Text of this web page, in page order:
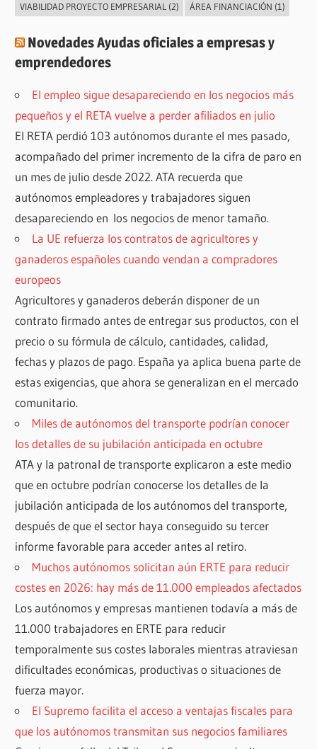
VIABILIDAD PROYECTO EMPRESARIAL(2) ÁREA FINANCIACIÓN (1)
Novedades Ayudas oficiales a empresas y
emprendedores
El empleo sigue desapareciendo en los negocios más
pequeños y el RETA vuelve a perder afiliados en julio
El RETA perdió 103 autónomos durante el mes pasado,
acompañado del primer incremento de la cifra de paro en
un mes de julio desde 2022. ATA recuerda que
autónomos empleadores y trabajadores siguen
desapareciendo en los negocios de menor tamaño.
La UE refuerza los contratos de agricultores y
ganaderos españoles cuando vendan a compradores
europeos
Agricultores y ganaderos deberán disponer de un
contrato firmado antes de entregar sus productos, con el
precio o su fórmula de cálculo, cantidades, calidad,
fechas y plazos de pago. España ya aplica buena parte de
estas exigencias, que ahora se generalizan en el mercado
comunitario.
Miles de autónomos del transporte podrían conocer
los detalles de su jubilación anticipada en octubre
ATA y la patronal de transporte explicaron a este medio
que en octubre podrían conocerse los detalles de la
jubilación anticipada de los autónomos del transporte,
después de que el sector haya conseguido su tercer
informe favorable para acceder antes al retiro.
Muchos autónomos solicitan aún ERTE para reducir
costes en 2026: hay más de 11.000 empleados afectados
Los autónomos y empresas mantienen todavía a más de
11.000 trabajadores en ERTE para reducir
temporalmente sus costes laborales mientras atraviesan
dificultades económicas, productivas o situaciones de
fuerza mayor.
El Supremo facilita el acceso a ventajas fiscales para
que los autónomos transmitan sus negocios familiares